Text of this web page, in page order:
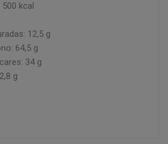
kcal
12,5 g
64,5 g
34 g
g